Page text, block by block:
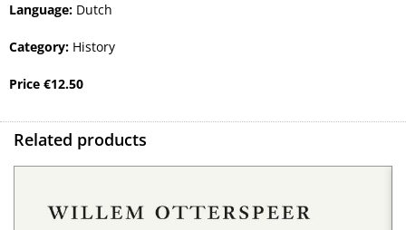
Language: Dutch
Category: History
Price €12.50
Related products